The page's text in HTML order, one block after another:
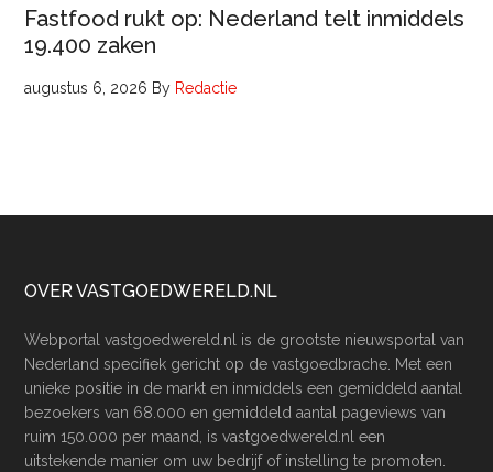
Fastfood rukt op: Nederland telt inmiddels
19.400 zaken
augustus 6, 2026 By Redactie
Footer
OVER VASTGOEDWERELD.NL
Webportal vastgoedwereld.nl is de grootste nieuwsportal van
Nederland specifiek gericht op de vastgoedbrache. Met een
unieke positie in de markt en inmiddels een gemiddeld aantal
bezoekers van 68.000 en gemiddeld aantal pageviews van
ruim 150.000 per maand, is vastgoedwereld.nl een
uitstekende manier om uw bedrijf of instelling te promoten.